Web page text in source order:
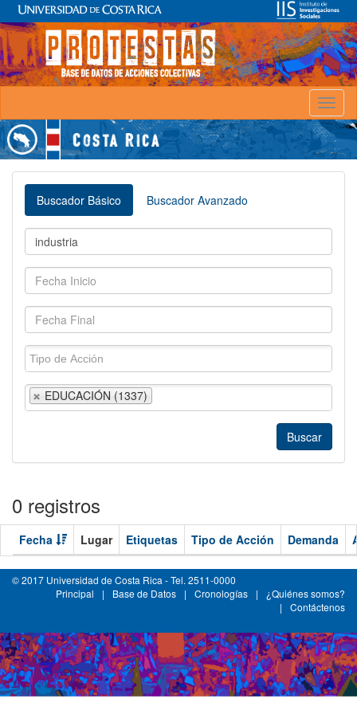
Buscador Básico Buscador Avanzado
EDUCACIÓN (1337)
0 registros
Fecha Lugar Etiquetas Tipo de Acción Demanda
© 2017 Universidad de Costa Rica - Tel. 2511-0000
Principal
| Base de Datos | Cronologías |
¿Quiénes somos?
|
Contáctenos